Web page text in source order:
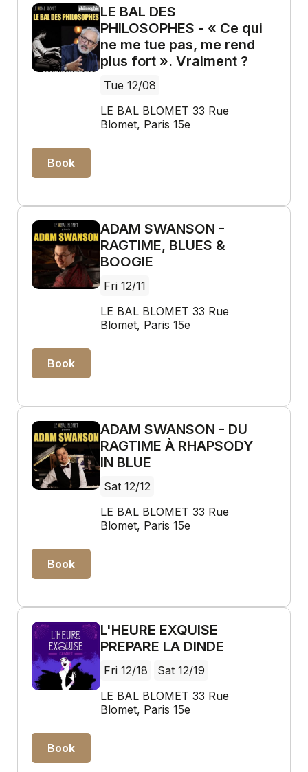
LE BAL DES
PHILOSOPHES - « Ce qui
ne me tue pas, me rend
plus fort ». Vraiment ?
Tue 12/08
LE BAL BLOMET 33 Rue
Blomet, Paris 15e
Book
ADAM SWANSON -
RAGTIME, BLUES &
BOOGIE
Fri 12/11
LE BAL BLOMET 33 Rue
Blomet, Paris 15e
Book
ADAM SWANSON - DU
RAGTIME À RHAPSODY
IN BLUE
Sat 12/12
LE BAL BLOMET 33 Rue
Blomet, Paris 15e
Book
L'HEURE EXQUISE
PREPARE LA DINDE
Fri 12/18
Sat 12/19
LE BAL BLOMET 33 Rue
Blomet, Paris 15e
Book